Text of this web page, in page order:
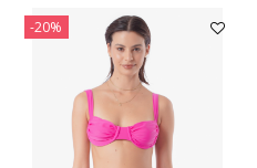
-20%